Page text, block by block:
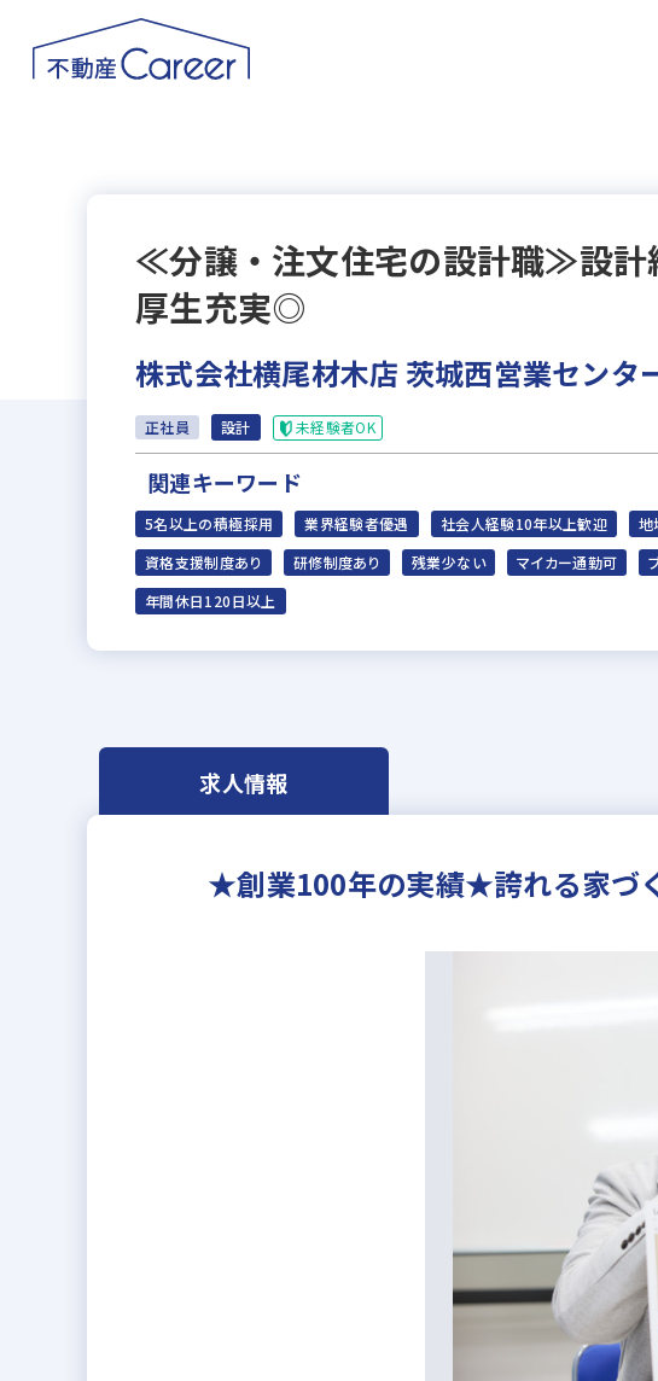
≪分譲・注文住宅の設計職≫設計
厚生充実◎
株式会社横尾材木店 茨城西営業センタ
正社員 設計 未経験者OK
関連キーワード
5名以上の積極採用 業界経験者優遇 社会人経験10年以上歓迎 地
資格支援制度あり
研修制度あり 残業少ない マイカー通勤可
年間休日120日以上
求人情報
★創業100年の実績★誇れる家づ